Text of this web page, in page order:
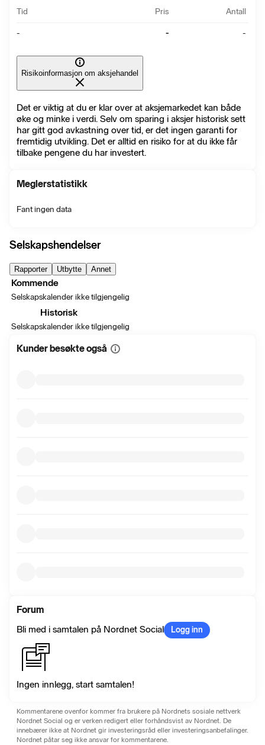
Tid Pris Antall
- - -
Risikoinformasjon om aksjehandel
Det er viktig at du er klar over at aksjemarkedet kan både
øke og minke i verdi. Selv om sparing i aksjer historisk sett
har gitt god avkastning over tid, er det ingen garanti for
fremtidig utvikling. Det er alltid en risiko for at du ikke får
tilbake pengene du har investert.
Meglerstatistikk
Fant ingen data
Selskapshendelser
Rapporter Utbytte Annet
Kommende
Selskapskalender ikke tilgjengelig
Historisk
Selskapskalender ikke tilgjengelig
Kunder besøkte også Vis
Forum
Bli med i samtalen på Nordnet Social
Logg inn
Ingen innlegg, start samtalen!
Kommentarene ovenfor kommer fra brukere på Nordnets sosiale nettverk
Nordnet Social og er verken redigert eller forhåndsvist av Nordnet. De
innebærer ikke at Nordnet gir investeringsråd eller investeringsanbefalinger.
Nordnet påtar seg ikke ansvar for kommentarene.